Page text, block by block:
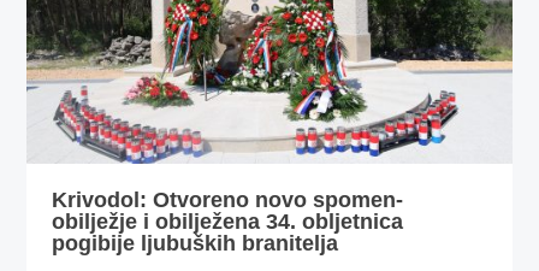
Krivodol: Otvoreno novo spomen-
obilježje i obilježena 34. obljetnica
pogibije ljubuških branitelja